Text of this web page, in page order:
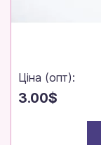
Ціна (опт):
3.00$